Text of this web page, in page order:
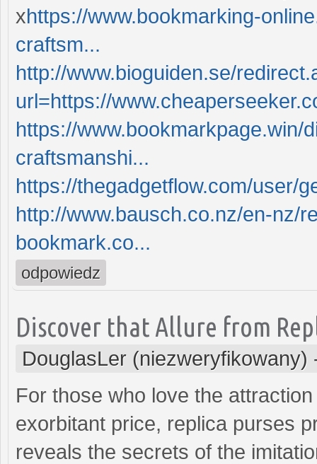
xhttps://www.bookmarking-
craftsm...
http://www.bioguiden.se/
url=https://
https://www.bookmarkpage.win/
craftsmanshi...
https://thegadgetflow.com/user/
http://www.bausch.co.nz/en-nz/
bookmark.co...
odpowiedz
Discover that Allure from
DouglasLer (niezweryfikowany)
For those who love the
exorbitant price, replica purses
reveals the secrets of the